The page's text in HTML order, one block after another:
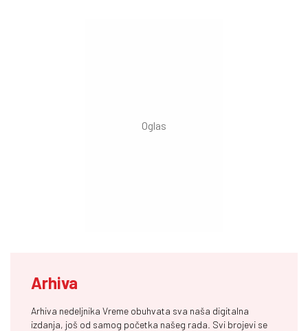
Arhiva
Arhiva nedeljnika Vreme obuhvata sva naša digitalna
izdanja, još od samog početka našeg rada. Svi brojevi se